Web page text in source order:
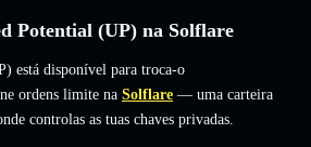
Potential (UP) na Solflare
está disponível para troca-o
ordens limite na Solflare — uma carteira
controlas as tuas chaves privadas.